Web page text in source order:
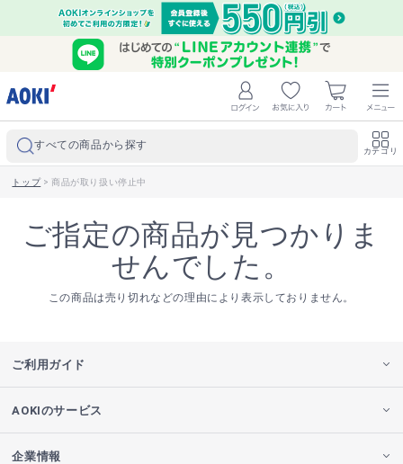
すべての商品から探す カテゴリ
トップ> 商品が取り扱い停止中
ご指定の商品が見つかりま
せんでした。
この商品は売り切れなどの理由により表示しておりません。
ご利用ガイド
AOKIのサービス
企業情報